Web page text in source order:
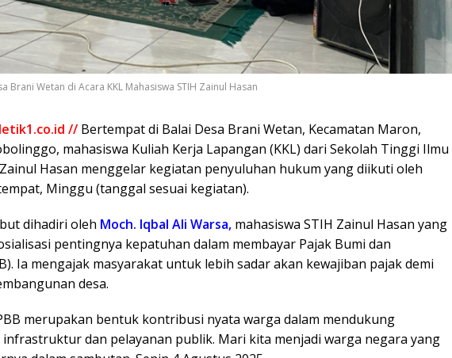
Brani Wetan di Acara KKL Mahasiswa STIH Zainul Hasan
// Bertempat di Balai Desa Brani Wetan, Kecamatan Maron,
mahasiswa Kuliah Kerja Lapangan (KKL) dari Sekolah Tinggi Ilmu
Hasan menggelar kegiatan penyuluhan hukum yang diikuti oleh
Minggu (tanggal sesuai kegiatan).
dihadiri oleh Moch. Iqbal Ali Warsa, mahasiswa STIH Zainul Hasan yang
pentingnya kepatuhan dalam membayar Pajak Bumi dan
Ia mengajak masyarakat untuk lebih sadar akan kewajiban pajak demi
desa.
merupakan bentuk kontribusi nyata warga dalam mendukung
dan pelayanan publik. Mari kita menjadi warga negara yang